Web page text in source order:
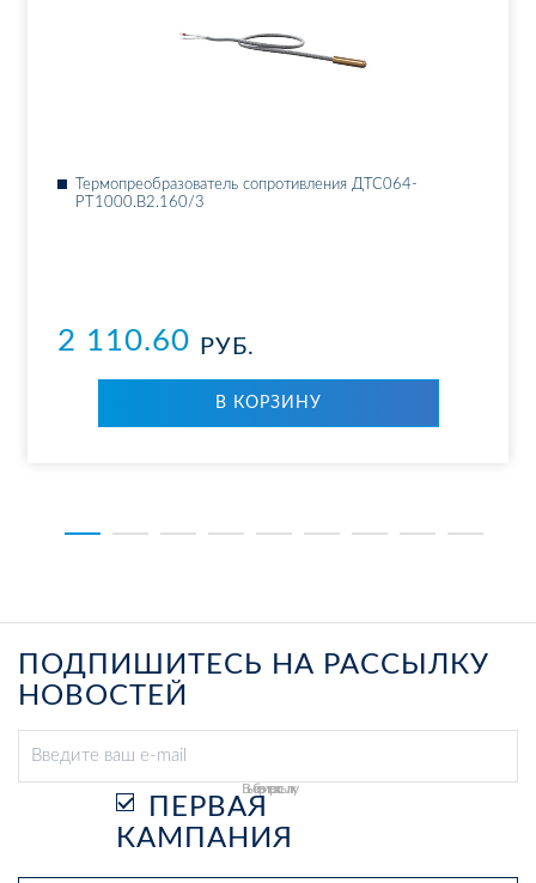
Тер­мо­пре­об­ра­зо­ва­тель со­про­тив­ле­ния ДТ­С064-
РТ1000.В2.160/3
2 110.60 РУБ.
В КОР­ЗИ­НУ
ПОДПИШИТЕСЬ НА РАССЫЛКУ
НОВОСТЕЙ
Выберите рассылку
ПЕРВАЯ
КАМПАНИЯ